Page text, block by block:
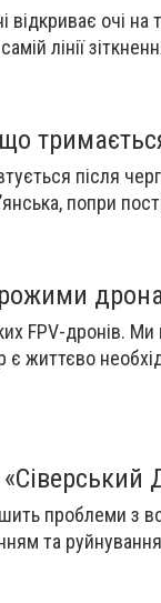
відкриває очі
лінії
після
попри
FPV-дронів. Ми
є життєво
проблеми з
та